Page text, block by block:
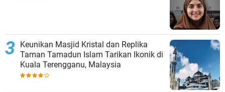
Keunikan Masjid Kristal dan Replika
Taman Tamadun Islam Tarikan Ikonik di
Kuala Terengganu, Malaysia